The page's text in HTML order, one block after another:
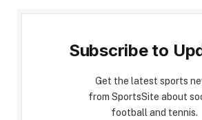
Subscribe to
Get the latest sports
from SportsSite about
football and tennis.